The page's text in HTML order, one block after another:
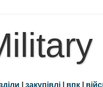
| закупівлі | впк |